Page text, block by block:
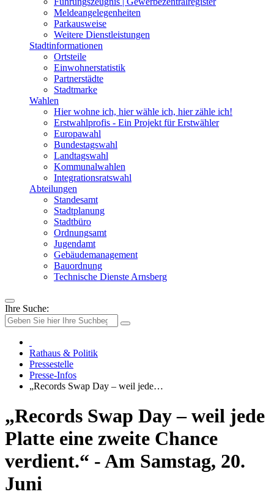
Meldeangelegenheiten
Parkausweise
Weitere Dienstleistungen
Stadtinformationen
Ortsteile
Einwohnerstatistik
Partnerstädte
Stadtmarke
Wahlen
Hier wohne ich, hier wähle ich, hier zähle ich!
Erstwahlprofis - Ein Projekt für Erstwähler
Europawahl
Bundestagswahl
Landtagswahl
Kommunalwahlen
Integrationsratswahl
Abteilungen
Standesamt
Stadtplanung
Stadtbüro
Ordnungsamt
Jugendamt
Gebäudemanagement
Bauordnung
Technische Dienste Arnsberg
Ihre Suche:
Rathaus & Politik
Pressestelle
Presse-Infos
„Records Swap Day – weil jede…
„Records Swap Day – weil jede
Platte eine zweite Chance
verdient.“ - Am Samstag, 20.
Juni